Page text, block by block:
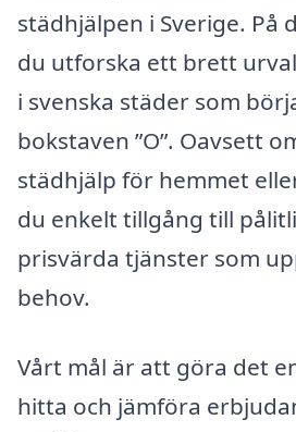
städhjälpen i Sverige. På
du utforska ett brett
i svenska städer som
bokstaven ”O”. Oavsett
städhjälp för hemmet
du enkelt tillgång till
prisvärda tjänster som
behov.
Vårt mål är att göra det
hitta och jämföra